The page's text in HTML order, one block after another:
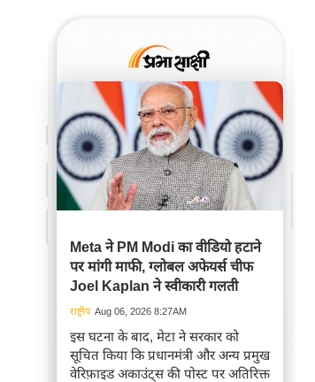
Meta ने PM Modi का वीडियो हटाने
पर मांगी माफी, ग्लोबल अफेयर्स चीफ
Joel Kaplan ने स्वीकारी गलती
राष्ट्रीय Aug 06, 2026 8:27AM
इस घटना के बाद, मेटा ने सरकार को
सूचित किया कि प्रधानमंत्री और अन्य प्रमुख
वेरिफ़ाइड अकाउंट्स की पोस्ट पर अतिरिक्त